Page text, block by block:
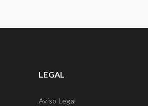
LEGAL
Aviso Legal